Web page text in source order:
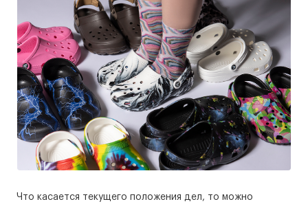
Что касается текущего положения дел, то можно